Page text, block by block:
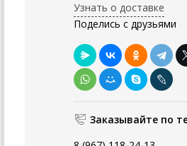
Узнать о доставке
Поделись с друзьями
Заказывайте по